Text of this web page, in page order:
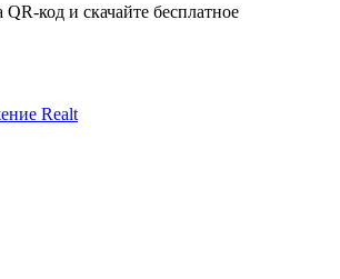
код и скачайте бесплатное
Realt